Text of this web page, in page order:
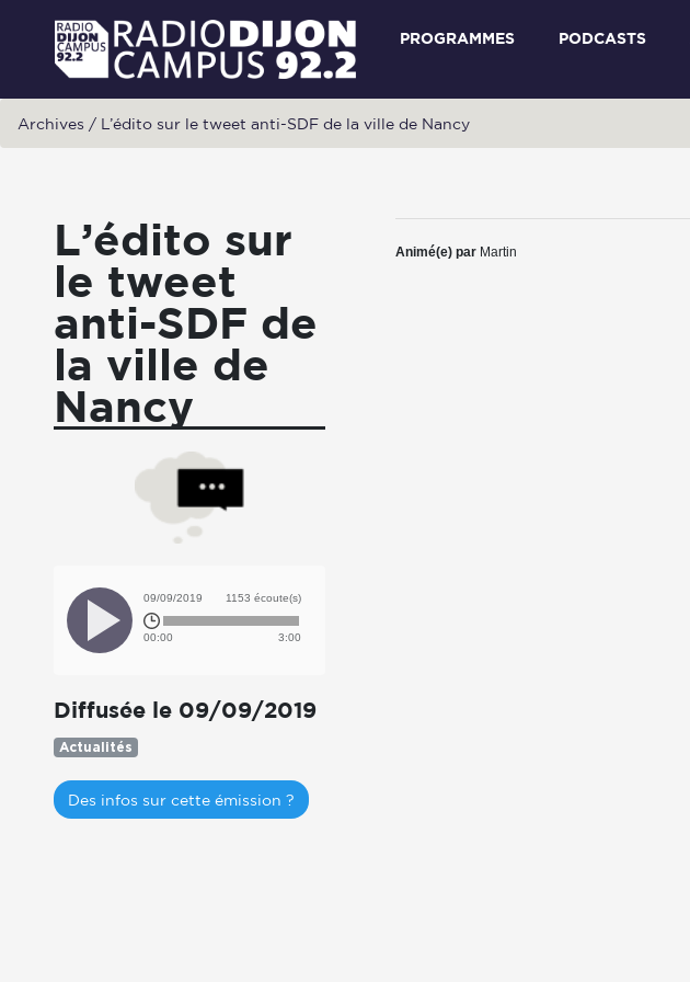
PROGRAMMES PODCASTS
Archives / L’édito sur le tweet anti-SDF de la ville de Nancy
L’édito sur
le tweet
anti-SDF de
la ville de
Nancy
09/09/2019 1153 écoute(s)
00:00 3:00
Diffusée le 09/09/2019
Actualités
Des infos sur cette émission ?
Animé(e) par Martin